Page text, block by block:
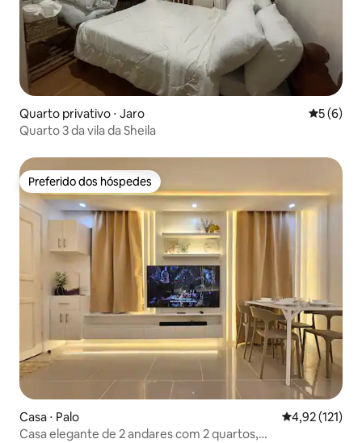
Quarto privativo ⋅ Jaro 5 de
5 (6)
Quarto 3 da vila da Sheila
Preferido dos hóspedes
Preferido dos hóspedes
Casa ⋅ Palo 4,92 de uma
4,92 (121)
Casa elegante de 2 andares com 2 quartos,